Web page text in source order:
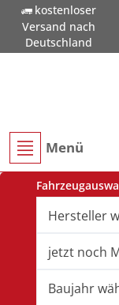
kostenloser
Versand nach
Deutschland
Menü
Hersteller
jetzt noch
Baujahr